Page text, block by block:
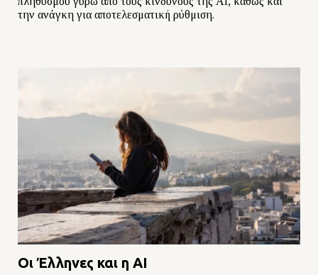
την ανάγκη για αποτελεσματική ρύθμιση.
Οι Έλληνες και η ΑΙ